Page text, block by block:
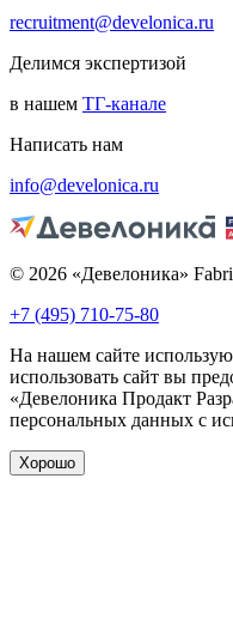
recruitment@develonica.ru
Делимся экспертизой
в нашем ТГ-канале
Написать нам
info@develonica.ru
© 2026 «Девелоника»
+7 (495) 710-75-80
На нашем сайте
использовать сайт вы
«Девелоника Продакт
персональных данных с
Хорошо